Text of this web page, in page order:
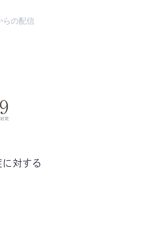
らの配信
対する